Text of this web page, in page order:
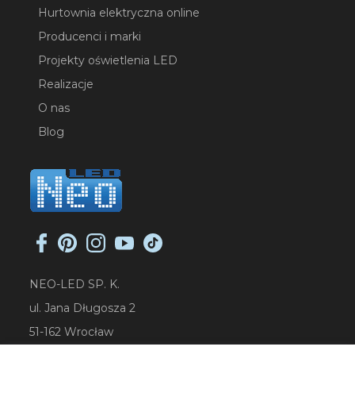
Hurtownia elektryczna online
Producenci i marki
Projekty oświetlenia LED
Realizacje
O nas
Blog
NEO-LED SP. K.
ul. Jana Długosza 2
51-162 Wrocław